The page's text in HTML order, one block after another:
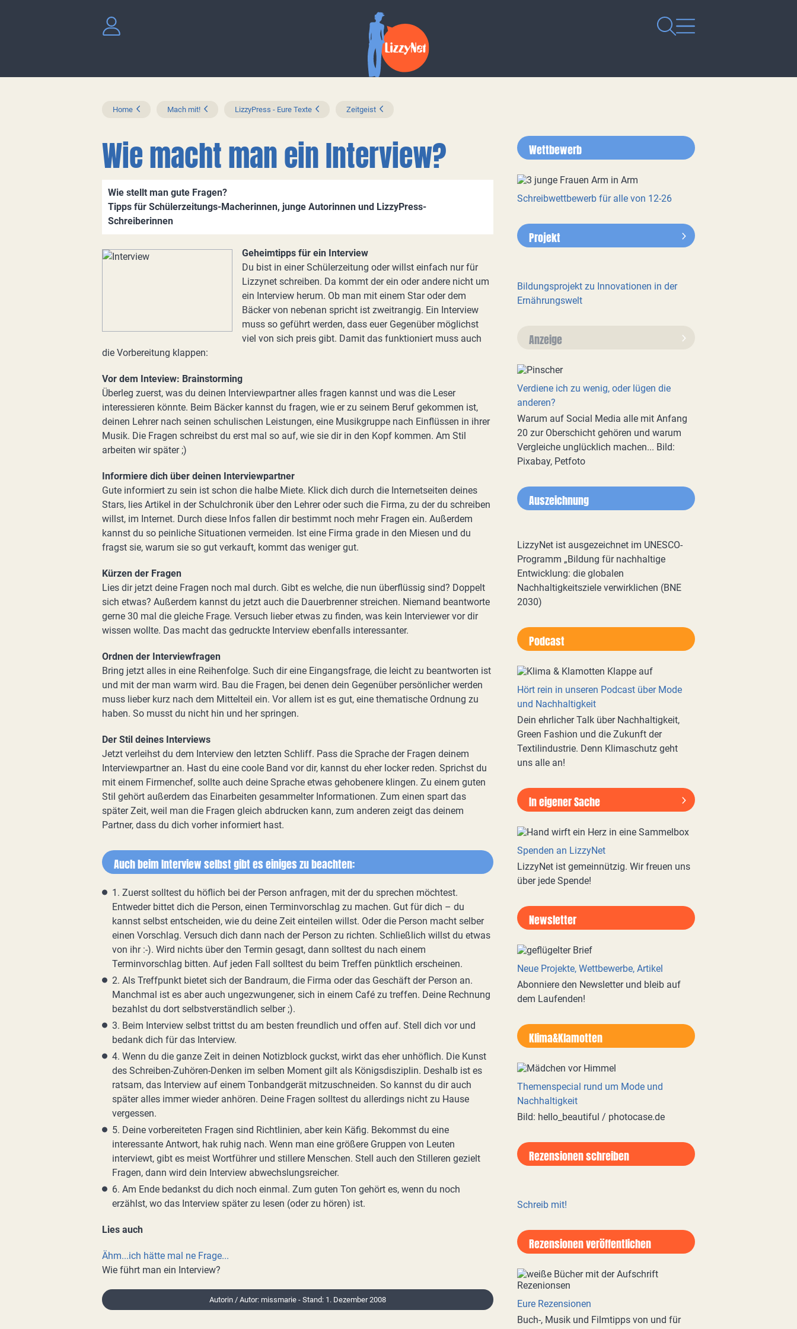
Home Mach mit! LizzyPress - Eure Texte Zeitgeist
Wie macht man ein Interview?
Wie stellt man gute Fragen?
Tipps für Schülerzeitungs-Macherinnen, junge Autorinnen und LizzyPress-
Schreiberinnen
Geheimtipps für ein Interview
Du bist in einer Schülerzeitung oder willst einfach nur für
Lizzynet schreiben. Da kommt der ein oder andere nicht um
ein Interview herum. Ob man mit einem Star oder dem
Bäcker von nebenan spricht ist zweitrangig. Ein Interview
muss so geführt werden, dass euer Gegenüber möglichst
viel von sich preis gibt. Damit das funktioniert muss auch
die Vorbereitung klappen:
Vor dem Inteview: Brainstorming
Überleg zuerst, was du deinen Interviewpartner alles fragen kannst und was die Leser
interessieren könnte. Beim Bäcker kannst du fragen, wie er zu seinem Beruf gekommen ist,
deinen Lehrer nach seinen schulischen Leistungen, eine Musikgruppe nach Einflüssen in ihrer
Musik. Die Fragen schreibst du erst mal so auf, wie sie dir in den Kopf kommen. Am Stil
arbeiten wir später ;)
Informiere dich über deinen Interviewpartner
Gute informiert zu sein ist schon die halbe Miete. Klick dich durch die Internetseiten deines
Stars, lies Artikel in der Schulchronik über den Lehrer oder such die Firma, zu der du schreiben
willst, im Internet. Durch diese Infos fallen dir bestimmt noch mehr Fragen ein. Außerdem
kannst du so peinliche Situationen vermeiden. Ist eine Firma grade in den Miesen und du
fragst sie, warum sie so gut verkauft, kommt das weniger gut.
Kürzen der Fragen
Lies dir jetzt deine Fragen noch mal durch. Gibt es welche, die nun überflüssig sind? Doppelt
sich etwas? Außerdem kannst du jetzt auch die Dauerbrenner streichen. Niemand beantworte
gerne 30 mal die gleiche Frage. Versuch lieber etwas zu finden, was kein Interviewer vor dir
wissen wollte. Das macht das gedruckte Interview ebenfalls interessanter.
Ordnen der Interviewfragen
Bring jetzt alles in eine Reihenfolge. Such dir eine Eingangsfrage, die leicht zu beantworten ist
und mit der man warm wird. Bau die Fragen, bei denen dein Gegenüber persönlicher werden
muss lieber kurz nach dem Mittelteil ein. Vor allem ist es gut, eine thematische Ordnung zu
haben. So musst du nicht hin und her springen.
Der Stil deines Interviews
Jetzt verleihst du dem Interview den letzten Schliff. Pass die Sprache der Fragen deinem
Interviewpartner an. Hast du eine coole Band vor dir, kannst du eher locker reden. Sprichst du
mit einem Firmenchef, sollte auch deine Sprache etwas gehobenere klingen. Zu einem guten
Stil gehört außerdem das Einarbeiten gesammelter Informationen. Zum einen spart das
später Zeit, weil man die Fragen gleich abdrucken kann, zum anderen zeigt das deinem
Partner, dass du dich vorher informiert hast.
Auch beim Interview selbst gibt es einiges zu beachten:
1. Zuerst solltest du höflich bei der Person anfragen, mit der du sprechen möchtest.
Entweder bittet dich die Person, einen Terminvorschlag zu machen. Gut für dich – du
kannst selbst entscheiden, wie du deine Zeit einteilen willst. Oder die Person macht selber
einen Vorschlag. Versuch dich dann nach der Person zu richten. Schließlich willst du etwas
von ihr :-). Wird nichts über den Termin gesagt, dann solltest du nach einem
Terminvorschlag bitten. Auf jeden Fall solltest du beim Treffen pünktlich erscheinen.
2. Als Treffpunkt bietet sich der Bandraum, die Firma oder das Geschäft der Person an.
Manchmal ist es aber auch ungezwungener, sich in einem Café zu treffen. Deine Rechnung
bezahlst du dort selbstverständlich selber ;).
3. Beim Interview selbst trittst du am besten freundlich und offen auf. Stell dich vor und
bedank dich für das Interview.
4. Wenn du die ganze Zeit in deinen Notizblock guckst, wirkt das eher unhöflich. Die Kunst
des Schreiben-Zuhören-Denken im selben Moment gilt als Königsdisziplin. Deshalb ist es
ratsam, das Interview auf einem Tonbandgerät mitzuschneiden. So kannst du dir auch
später alles immer wieder anhören. Deine Fragen solltest du allerdings nicht zu Hause
vergessen.
5. Deine vorbereiteten Fragen sind Richtlinien, aber kein Käfig. Bekommst du eine
interessante Antwort, hak ruhig nach. Wenn man eine größere Gruppen von Leuten
interviewt, gibt es meist Wortführer und stillere Menschen. Stell auch den Stilleren gezielt
Fragen, dann wird dein Interview abwechslungsreicher.
6. Am Ende bedankst du dich noch einmal. Zum guten Ton gehört es, wenn du noch
erzählst, wo das Interview später zu lesen (oder zu hören) ist.
Lies auch
Ähm...ich hätte mal ne Frage...
Wie führt man ein Interview?
Autorin / Autor: missmarie - Stand: 1. Dezember 2008
Wettbewerb
Schreibwettbewerb für alle von 12-26
Projekt
Bildungsprojekt zu Innovationen in der
Ernährungswelt
Anzeige
Verdiene ich zu wenig, oder lügen die
anderen?
Warum auf Social Media alle mit Anfang
20 zur Oberschicht gehören und warum
Vergleiche unglücklich machen... Bild:
Pixabay, Petfoto
Auszeichnung
LizzyNet ist ausgezeichnet im UNESCO-
Programm „Bildung für nachhaltige
Entwicklung: die globalen
Nachhaltigkeitsziele verwirklichen (BNE
2030)
Podcast
Hört rein in unseren Podcast über Mode
und Nachhaltigkeit
Dein ehrlicher Talk über Nachhaltigkeit,
Green Fashion und die Zukunft der
Textilindustrie. Denn Klimaschutz geht
uns alle an!
In eigener Sache
Spenden an LizzyNet
LizzyNet ist gemeinnützig. Wir freuen uns
über jede Spende!
Newsletter
Neue Projekte, Wettbewerbe, Artikel
Abonniere den Newsletter und bleib auf
dem Laufenden!
Klima&Klamotten
Themenspecial rund um Mode und
Nachhaltigkeit
Bild: hello_beautiful / photocase.de
Rezensionen schreiben
Schreib mit!
Rezensionen veröffentlichen
Eure Rezensionen
Buch-, Musik und Filmtipps von und für